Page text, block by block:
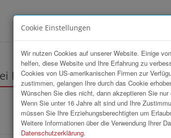
Raiffeisen Informatik GmbH
Cookie Einstellungen
Wir nutzen Cookies auf unserer Website. Einige
helfen, diese Website und Ihre Erfahrung zu
Cookies von US-amerikanischen Firmen zur
zustimmen, gelangen Ihre durch das Cookie
Wünschen Sie dies nicht, dann akzeptieren Sie
Wenn Sie unter 16 Jahre alt sind und Ihre
müssen Sie Ihre Erziehungsberechtigten um
Weitere Informationen über die Verwendung Ihrer
Datenschutzerklärung.